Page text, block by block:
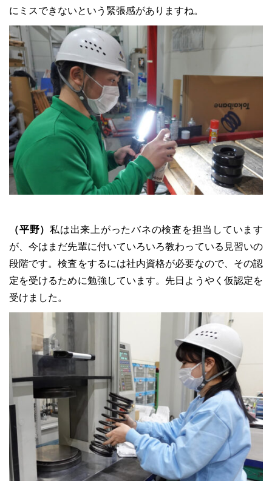
にミスできないという緊張感がありますね。
（平野） 私は出来上がったバネの検査を担当しています
が、今はまだ先輩に付いていろいろ教わっている見習いの
段階です。検査をするには社内資格が必要なので、その認
定を受けるために勉強しています。先日ようやく仮認定を
受けました。